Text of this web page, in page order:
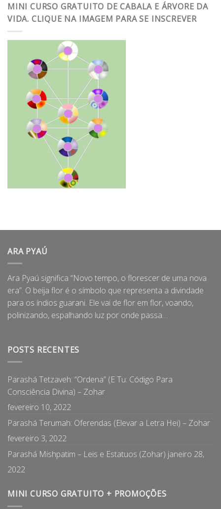
MINI CURSO GRATUITO DE CABALA E ÁRVORE DA
VIDA. CLIQUE NA IMAGEM PARA SE INSCREVER
ARA PYAÚ
Ara Pyaú significa “Novo tempo, o florescer de uma nova
era”. O beija flor é o símbolo que representa a divindade
para os índios guarani. Ele vai de flor em flor, voando,
polinizando, espalhando luz por onde passa…
POSTS RECENTES
Parashá Tetzaveh: “Ordena” (E Tu: Código Para
Consciência Divina) – Zohar
fevereiro 10, 2022
Parashá Terumah: Oferendas (Elevar a Letra Hei) – Zohar
fevereiro 3, 2022
Parashá Mishpatim – Leis e Estatuos (Zohar) janeiro 28,
2022
MINI CURSO GRATUITO + PROMOÇÕES